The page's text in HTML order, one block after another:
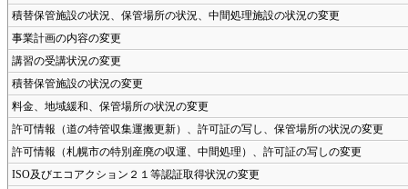
積替保管施設の状況、保管場所の状況、中間処理施設の状況の変更
事業計画の内容の変更
講習の受講状況の変更
積替保管施設の状況の変更
料金、地域緩和、保管場所の状況の変更
許可情報（道の特管収集運搬更新）、許可証の写し、保管場所の状況の変更
許可情報（札幌市の特別産廃の収運、中間処理）、許可証の写しの変更
ISO及びエコアクション２１等認証取得状況の変更